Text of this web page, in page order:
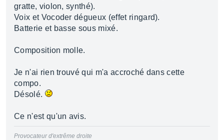
gratte, violon, synthé).
Voix et Vocoder dégueux (effet ringard).
Batterie et basse sous mixé.
Composition molle.
Je n'ai rien trouvé qui m'a accroché dans cette
compo.
Désolé.
Ce n'est qu'un avis.
Provocateur d'extrême droite